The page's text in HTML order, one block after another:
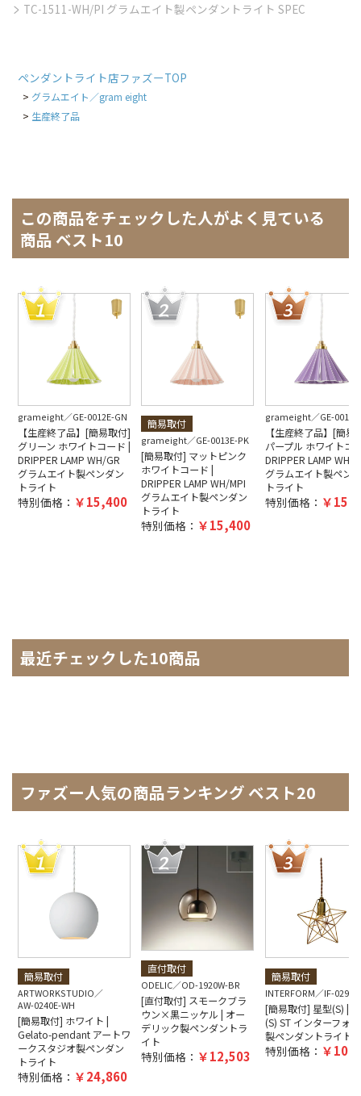
TC-1511-WH/PI グラムエイト製ペンダントライト SPEC
ペンダントライト店ファズーTOP
グラムエイト／gram eight
生産終了品
この商品をチェックした人がよく見ている
商品 ベスト10
grameight GE-0012E-GN
【生産終了品】[簡易取付]
グリーン ホワイトコード |
DRIPPER LAMP WH/GR
グラムエイト製ペンダン
トライト
特別価格： 15,400
簡易取付
grameight GE-0013E-PK
[簡易取付] マットピンク
ホワイトコード |
DRIPPER LAMP WH/MPI
グラムエイト製ペンダン
トライト
特別価格： 15,400
grameight GE-
【生産終了品】[簡易
パープル ホワイトコ
DRIPPER LAMP WH/
グラムエイト製ペン
トライト
特別価格：
最近チェックした10商品
ファズー人気の商品ランキング ベスト20
簡易取付
ARTWORKSTUDIO
AW-0240E-WH
[簡易取付] ホワイト |
Gelato-pendant アートワ
ークスタジオ製ペンダン
トライト
特別価格： 24,860
直付取付
ODELIC OD-1920W-BR
[直付取付] スモークブラ
ウン×黒ニッケル | オー
デリック製ペンダントラ
イト
特別価格： 12,503
簡易取付
INTERFORM IF-
[簡易取付] 星型(S) |
(S) ST インターフォ
製ペンダントライト
特別価格：